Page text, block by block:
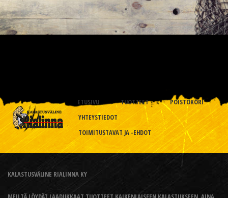
ETUSIVU TUOTTEET
POISTOKORI
YHTEYSTIEDOT
TOIMITUSTAVAT JA -EHDOT
KALASTUSVÄLINE RIALINNA KY